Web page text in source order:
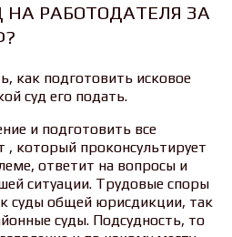
НА РАБОТОДАТЕЛЯ ЗА
как подготовить исковое
суд его подать.
и подготовить все
который проконсультирует
ответит на вопросы и
ситуации. Трудовые споры
суды общей юрисдикции, так
суды. Подсудность, то